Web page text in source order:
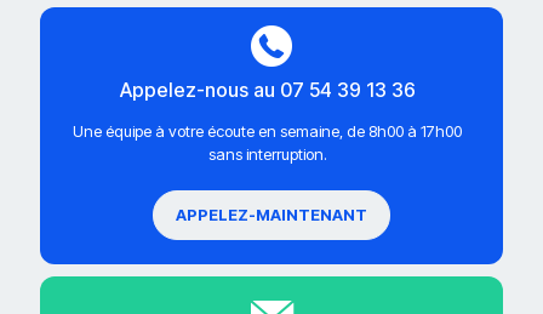
Appelez-nous au 07 54 39 13 36
Une équipe à votre écoute en semaine, de 8h00 à 17h00
sans interruption.
APPELEZ-MAINTENANT